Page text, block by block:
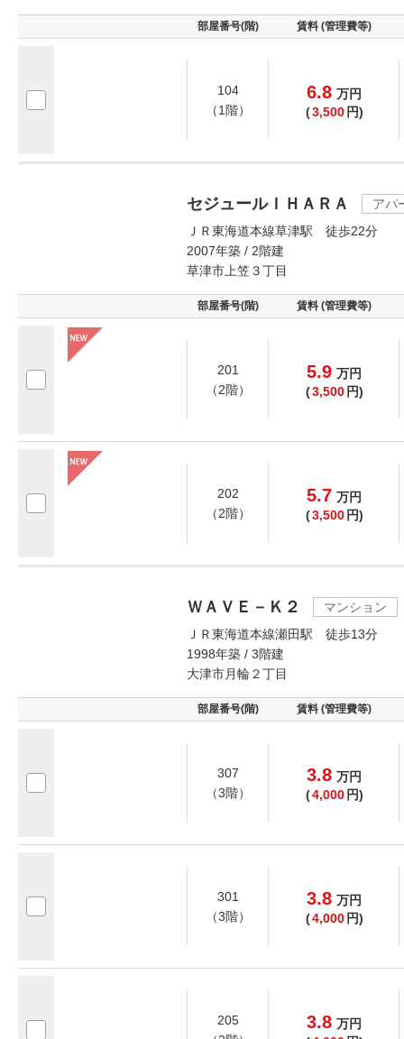
部屋番号(階) 賃料 (管理費等)
104
（1階）
6.8 万円
(3,500 円)
セジュールＩＨＡＲＡ
アパ
ＪＲ東海道本線草津駅 徒歩22分
2007年築 / 2階建
草津市上笠３丁目
部屋番号(階) 賃料 (管理費等)
201
（2階）
5.9 万円
(3,500 円)
202
（2階）
5.7 万円
(3,500 円)
ＷＡＶＥ－Ｋ２
マンション
ＪＲ東海道本線瀬田駅 徒歩13分
1998年築 / 3階建
大津市月輪２丁目
部屋番号(階) 賃料 (管理費等)
307
（3階）
3.8 万円
(4,000 円)
301
（3階）
3.8 万円
(4,000 円)
205
3.8 万円